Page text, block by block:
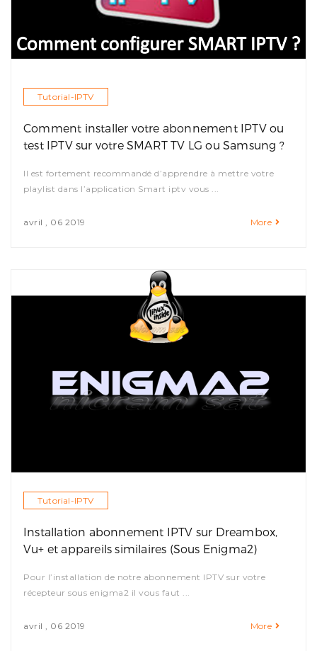
Tutorial-IPTV
Comment installer votre abonnement IPTV ou
test IPTV sur votre SMART TV LG ou Samsung ?
Il est fortement recommandé d’apprendre à mettre votre
playlist dans l’application Smart iptv vous ...
avril , 06 2019 More
Tutorial-IPTV
Installation abonnement IPTV sur Dreambox,
Vu+ et appareils similaires (Sous Enigma2)
Pour l’installation de notre abonnement IPTV sur votre
récepteur sous enigma2 il vous faut ...
avril , 06 2019 More